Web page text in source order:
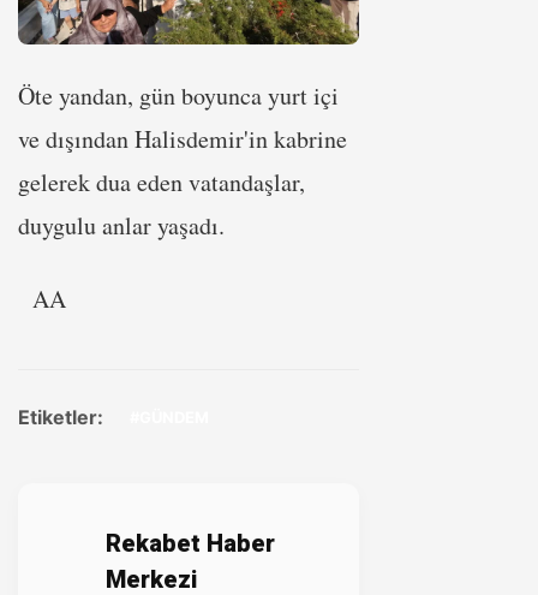
Öte yandan, gün boyunca yurt içi
ve dışından Halisdemir'in kabrine
gelerek dua eden vatandaşlar,
duygulu anlar yaşadı.
AA
Etiketler:
Rekabet Haber
Merkezi